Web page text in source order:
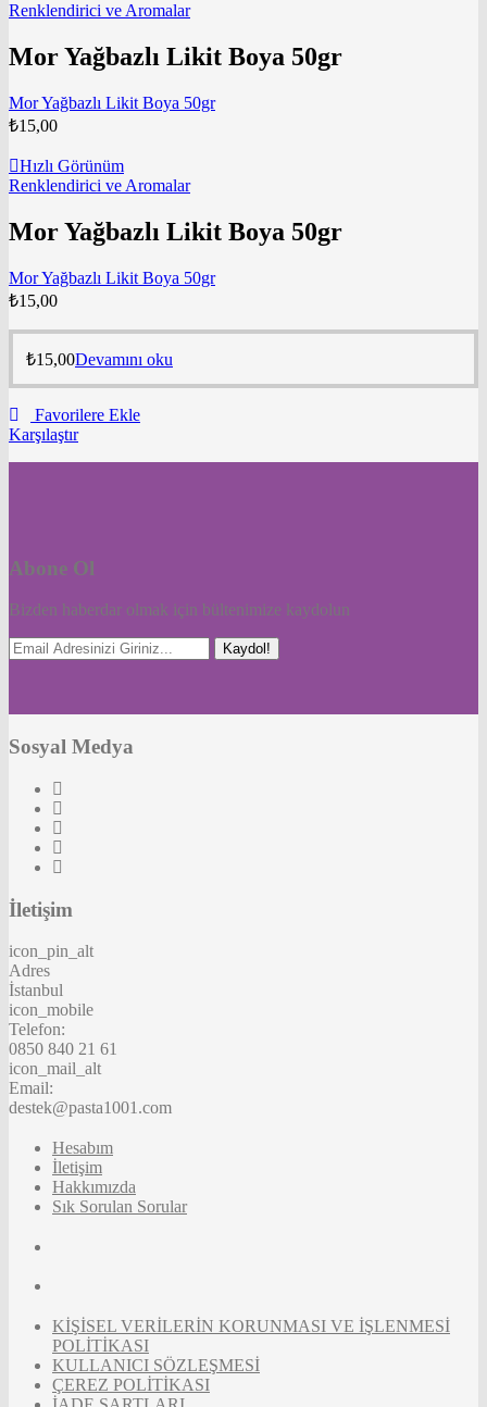
Renklendirici ve Aromalar
Mor Yağbazlı Likit Boya 50gr
Mor Yağbazlı Likit Boya 50gr
₺15,00
Hızlı Görünüm
Renklendirici ve Aromalar
Mor Yağbazlı Likit Boya 50gr
Mor Yağbazlı Likit Boya 50gr
₺15,00
₺15,00Devamını oku
Favorilere Ekle
Karşılaştır
Abone Ol
Bizden haberdar olmak için bültenimize kaydolun
Kaydol!
Sosyal Medya
İletişim
icon_pin_alt
Adres
İstanbul
icon_mobile
Telefon:
0850 840 21 61
icon_mail_alt
Email:
destek@pasta1001.com
Hesabım
İletişim
Hakkımızda
Sık Sorulan Sorular
KİŞİSEL VERİLERİN KORUNMASI VE İŞLENMESİ
POLİTİKASI
KULLANICI SÖZLEŞMESİ
ÇEREZ POLİTİKASI